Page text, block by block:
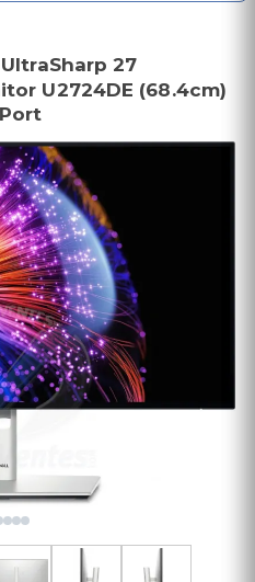
27
U2724DE (68.4cm)